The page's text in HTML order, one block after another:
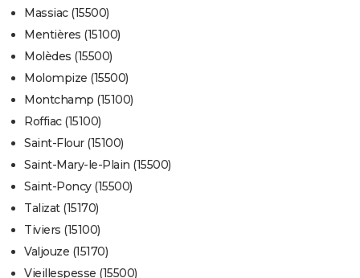
Massiac (15500)
Mentières (15100)
Molèdes (15500)
Molompize (15500)
Montchamp (15100)
Roffiac (15100)
Saint-Flour (15100)
Saint-Mary-le-Plain (15500)
Saint-Poncy (15500)
Talizat (15170)
Tiviers (15100)
Valjouze (15170)
Vieillespesse (15500)